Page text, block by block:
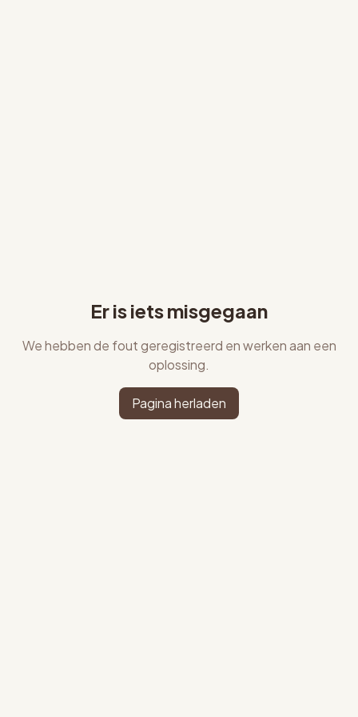
Er is iets misgegaan
We hebben de fout geregistreerd en werken aan een
oplossing.
Pagina herladen